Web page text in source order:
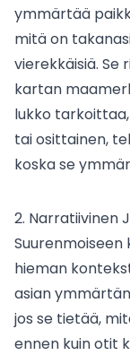
ymmärtää
mitä on
vierekkäisiä.
kartan
lukko
tai osittainen,
koska se
2. Narratiivinen
hieman
asian
jos se tietää,
ennen kuin otit